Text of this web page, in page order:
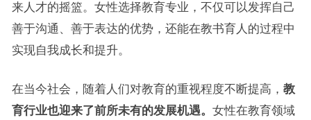
来人才的摇篮。女性选择教育专业，不仅可以发挥自己
善于沟通、善于表达的优势，还能在教书育人的过程中
实现自我成长和提升。
在当今社会，随着人们对教育的重视程度不断提高， 教
育行业也迎来了前所未有的发展机遇。 女性在教育领域